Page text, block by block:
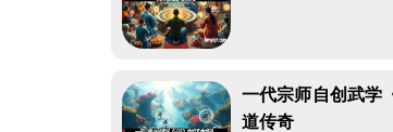
一代宗师自创武学
道传奇